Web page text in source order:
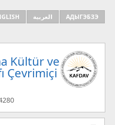
العربية
АДЫГЭБЗЭ
Kültür ve
Çevrimiçi